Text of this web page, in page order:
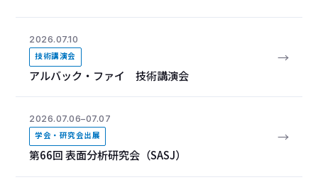
2026.07.10
技術講演会
アルバック・ファイ 技術講演会
→
2026.07.06–07.07
学会・研究会出展
第66回 表面分析研究会（SASJ）
→